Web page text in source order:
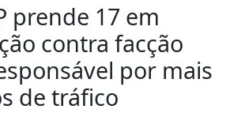
prende 17 em
contra facção
por mais
de tráfico